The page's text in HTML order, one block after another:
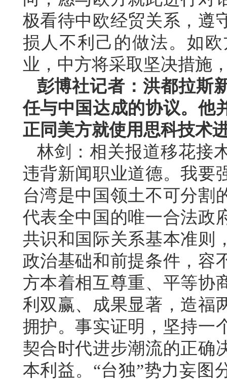
极看待中欧经贸关系，遵
损人不利己的做法。如
业，中方将采取坚决措施
彭博社记者：洪都拉斯
任与中国达成的协议。他
正同美方就使用思科技术
林剑：相关报道移花接
违背新闻职业道德。我要
台湾是中国领土不可分割
代表全中国的唯一合法政
共识和国际关系基本准则
政治基础和前提条件，容
方本着相互尊重、平等协
利双赢、成果显著，造福
拥护。事实证明，坚持一
契合时代进步潮流的正确
本利益。“台独”势力妄图